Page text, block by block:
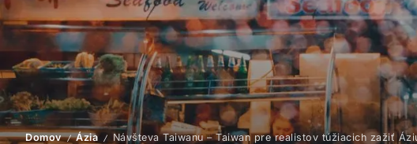
Domov / Ázia / Návšteva Taiwanu – Taiwan pre realistov túžiacich zažiť